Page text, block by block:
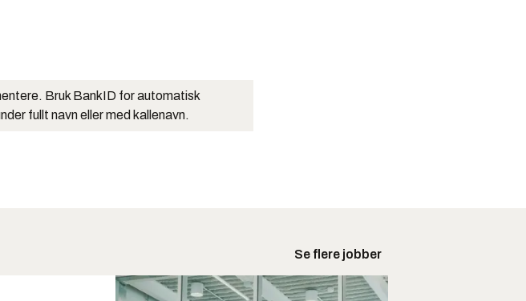
Bruk BankID for automatisk
fullt navn eller med kallenavn.
Se flere jobber